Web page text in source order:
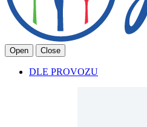
Open Close
DLE PROVOZU